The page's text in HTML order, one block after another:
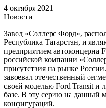
4 октября 2021
Новости
Завод «Соллерс Форд»,
Республика Татарстан, и
предприятием автоконцерна
российской компании
присутствия на рынке
завоевал отечественный
своей моделью Ford Transit и
базе. В эту серию на данный
конфигураций.